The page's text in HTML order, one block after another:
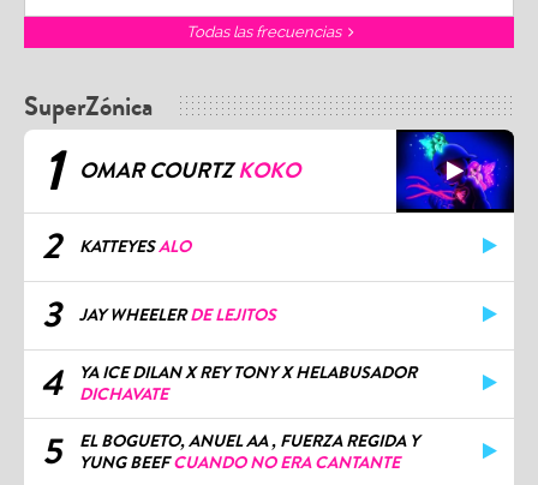
Todas las frecuencias
SuperZónica
1 OMAR COURTZKOKO
2 KATTEYESALO
3 JAY WHEELERDE LEJITOS
4
YA ICE DILAN X REY TONY X HELABUSADOR
DICHAVATE
5
EL BOGUETO, ANUEL AA , FUERZA REGIDA Y
YUNG BEEFCUANDO NO ERA CANTANTE